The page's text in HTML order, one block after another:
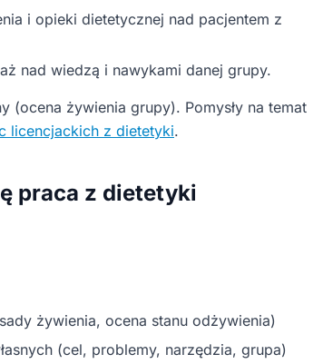
i opieki dietetycznej nad pacjentem z
nad wiedzą i nawykami danej grupy.
(ocena żywienia grupy). Pomysły na temat
licencjackich z dietetyki.
praca z dietetyki
żywienia, ocena stanu odżywienia)
(cel, problemy, narzędzia, grupa)